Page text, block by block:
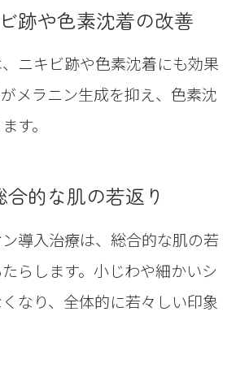
跡や色素沈着の改善
ニキビ跡や色素沈着にも効果
メラニン生成を抑え、色素沈
す。
的な肌の若返り
導入治療は、総合的な肌の若
らします。小じわや細かいシ
なり、全体的に若々しい印象